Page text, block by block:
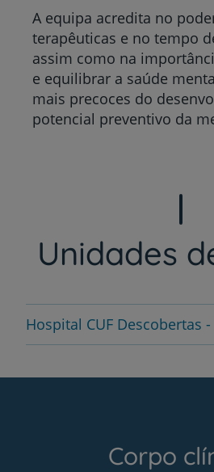
A equipa acredita no
terapêuticas e no tempo
assim como na
e equilibrar a saúde
mais precoces do
potencial preventivo da
Unidades
Hospital CUF Descobertas
Corpo